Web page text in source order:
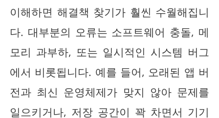
이해하면 해결책 찾기가 훨씬 수월해집니
다. 대부분의 오류는 소프트웨어 충돌, 메
모리 과부하, 또는 일시적인 시스템 버그
에서 비롯됩니다. 예를 들어, 오래된 앱 버
전과 최신 운영체제가 맞지 않아 문제를
일으키거나, 저장 공간이 꽉 차면서 기기